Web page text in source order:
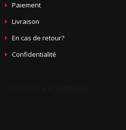
Paiement
Livraison
En cas de retour?
Confidentialité